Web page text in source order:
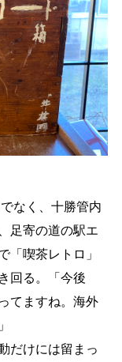
なく、十勝管内
足寄の道の駅エ
「喫茶レトロ」
回る。「今後
てますね。海外
だけには留まっ